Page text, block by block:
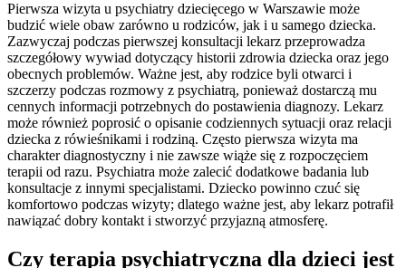
Pierwsza wizyta u psychiatry dziecięcego w Warszawie może
budzić wiele obaw zarówno u rodziców, jak i u samego dziecka.
Zazwyczaj podczas pierwszej konsultacji lekarz przeprowadza
szczegółowy wywiad dotyczący historii zdrowia dziecka oraz jego
obecnych problemów. Ważne jest, aby rodzice byli otwarci i
szczerzy podczas rozmowy z psychiatrą, ponieważ dostarczą mu
cennych informacji potrzebnych do postawienia diagnozy. Lekarz
może również poprosić o opisanie codziennych sytuacji oraz relacji
dziecka z rówieśnikami i rodziną. Często pierwsza wizyta ma
charakter diagnostyczny i nie zawsze wiąże się z rozpoczęciem
terapii od razu. Psychiatra może zalecić dodatkowe badania lub
konsultacje z innymi specjalistami. Dziecko powinno czuć się
komfortowo podczas wizyty; dlatego ważne jest, aby lekarz potrafił
nawiązać dobry kontakt i stworzyć przyjazną atmosferę.
Czy terapia psychiatryczna dla dzieci jest